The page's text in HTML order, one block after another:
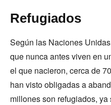
Refugiados
Según las Naciones
que nunca antes viven en
el que nacieron, cerca de
han visto obligadas a
millones son refugiados,